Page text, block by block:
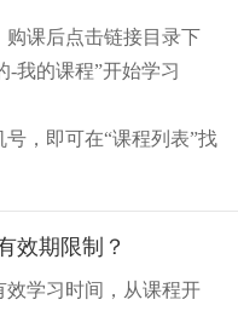
课后点击链接目录下
-我的课程”开始学习
，即可在“课程列表”找
效期限制？
学习时间，从课程开